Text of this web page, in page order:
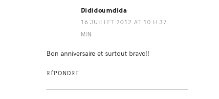
Dididoumdida
16 JUILLET 2012 AT 10 H 37
MIN
Bon anniversaire et surtout bravo!!
RÉPONDRE